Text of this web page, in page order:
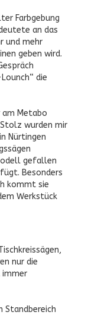
Farbgebung
an das
und mehr
geben wird.
die
am Metabo
wurden mir
Nürtingen
gefallen
Besonders
kommt sie
Werkstück
nur die
immer
Standbereich